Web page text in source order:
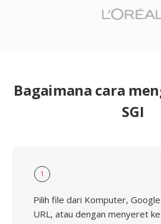
Bagaimana cara
SGI
1
Pilih file dari Komputer,
URL, atau dengan menyeret ke